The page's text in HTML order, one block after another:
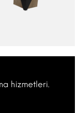
hizmetleri.